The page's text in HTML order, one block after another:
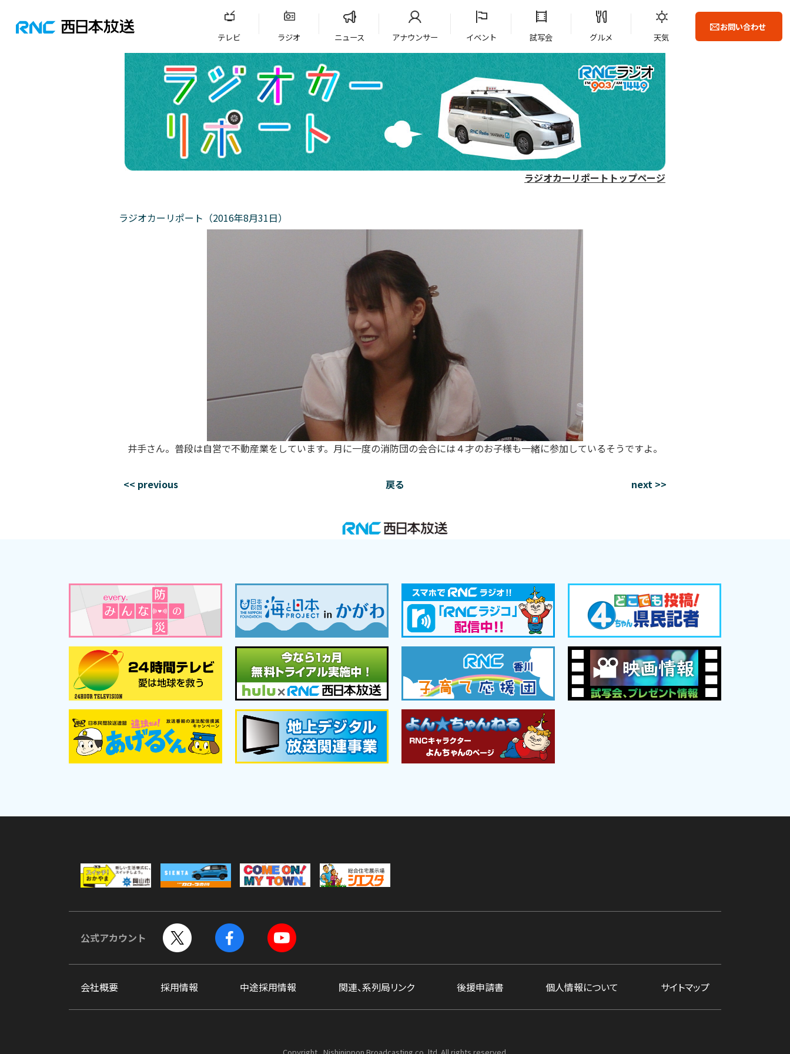
テレビ ラジオ ニュース アナウンサー イベント 試写会 グルメ 天気
お問い合わせ
ラジオカーリポートトップページ
ラジオカーリポート（2016年8月31日）
井手さん。普段は自営で不動産業をしています。月に一度の消防団の会合には４才のお子様も一緒に参加しているそうですよ。
<< previous 戻る next >>
公式アカウント
会社概要 採用情報 中途採用情報 関連、系列局リンク 後援申請書 個人情報について サイトマップ